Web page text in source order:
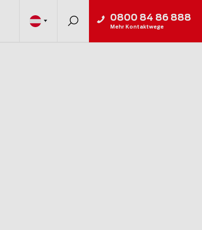
0800 84 86 888
Mehr Kontaktwege